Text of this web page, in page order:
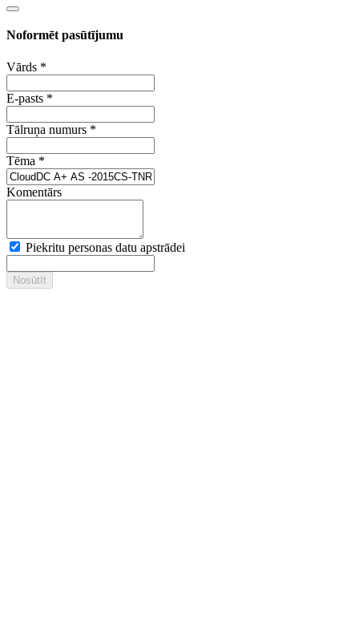
Noformēt pasūtījumu
Vārds *
E-pasts *
Tālruņa numurs *
Tēma *
Komentārs
Piekritu personas datu apstrādei
Nosūtīt